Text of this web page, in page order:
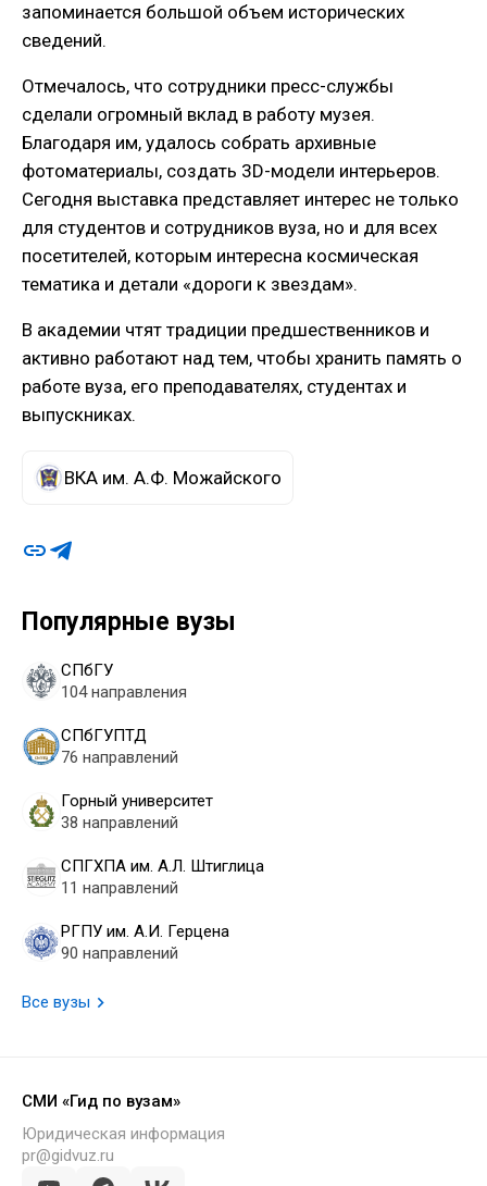
Популярные вузы
СПбГУ
104 направления
СПбГУПТД
76 направлений
Горный университет
38 направлений
СПГХПА им. А.Л. Штиглица
11 направлений
РГПУ им. А.И. Герцена
90 направлений
Все вузы
запоминается большой объем исторических
сведений.
Отмечалось, что сотрудники пресс-службы
сделали огромный вклад в работу музея.
Благодаря им, удалось собрать архивные
фотоматериалы, создать 3D-модели интерьеров.
Сегодня выставка представляет интерес не только
для студентов и сотрудников вуза, но и для всех
посетителей, которым интересна космическая
тематика и детали «дороги к звездам».
В академии чтят традиции предшественников и
активно работают над тем, чтобы хранить память о
работе вуза, его преподавателях, студентах и
выпускниках.
ВКА им. А.Ф. Можайского
СМИ «Гид по вузам»
Юридическая информация
pr@gidvuz.ru